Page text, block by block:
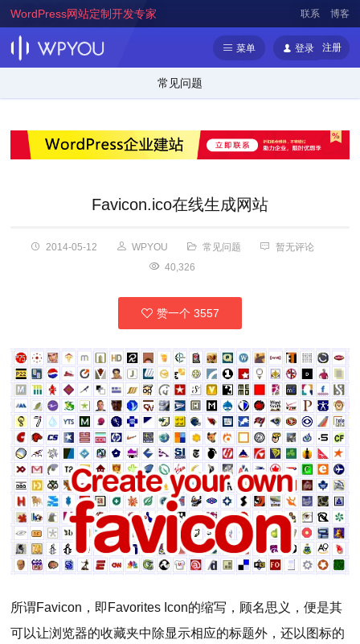
WordPress网站定制开发专家 联系 博客
菜单 登录 注册
常见问题
Favicon.ico在线生成网站
2014-05-12 WPYOU 常见问题
暂无评论
40,326
赞一个 3557
所谓Favicon，即Favorites Icon的缩写，顾名思义，便是其
可以让浏览器的收藏夹中除显示相应的标题外，还以图标的